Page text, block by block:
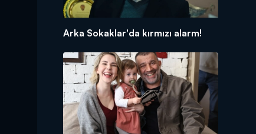
Arka Sokaklar'da kırmızı alarm!